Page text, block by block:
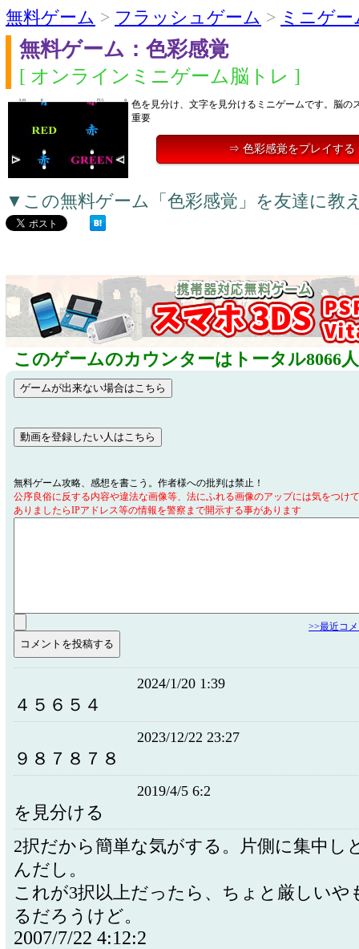
無料ゲーム > フラッシュゲーム > ミニゲー
無料ゲーム：色彩感覚
[ オンラインミニゲーム脳トレ ]
色を見分け、文字を見分けるミニゲームです。脳の
重要
⇒ 色彩感覚をプレイする
▼この無料ゲーム「色彩感覚」を友達に教
このゲームのカウンターはトータル8066
無料ゲーム攻略、感想を書こう。作者様への批判は禁止！
公序良俗に反する内容や違法な画像等、法にふれる画像のアップには気をつけ
ありましたらIPアドレス等の情報を警察まで開示する事があります
>>最近コ
2024/1/20 1:39
４５６５４
2023/12/22 23:27
９８７８７８
2019/4/5 6:2
を見分ける
2択だから簡単な気がする。片側に集中し
んだし。
これが3択以上だったら、ちょと厳しいや
るだろうけど。
2007/7/22 4:12:2